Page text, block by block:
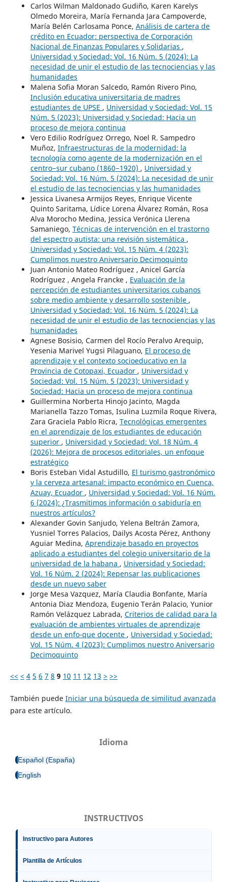
Carlos Wilman Maldonado Gudiño, Karen Karelys
Olmedo Moreira, María Fernanda Jara Campoverde,
María Belén Carlosama Ponce, Análisis de cartera de
crédito en Ecuador: perspectiva de Corporación
Nacional de Finanzas Populares y Solidarias ,
Universidad y Sociedad: Vol. 16 Núm. 5 (2024): La
necesidad de unir el estudio de las tecnociencias y las
humanidades
Malena Sofia Moran Salcedo, Ramón Rivero Pino,
Inclusión educativa universitaria de madres
estudiantes de UPSE , Universidad y Sociedad: Vol. 15
Núm. 5 (2023): Universidad y Sociedad: Hacia un
proceso de mejora continua
Vero Edilio Rodríguez Orrego, Noel R. Sampedro
Muñoz, Infraestructuras de la modernidad: la
tecnología como agente de la modernización en el
centro−sur cubano (1860−1920) , Universidad y
Sociedad: Vol. 16 Núm. 5 (2024): La necesidad de unir
el estudio de las tecnociencias y las humanidades
Jessica Livanesa Armijos Reyes, Enrique Vicente
Quinto Saritama, Lídice Lorena Álvarez Román, Rosa
Alva Morocho Medina, Jessica Verónica Llerena
Samaniego, Técnicas de intervención en el trastorno
del espectro autista: una revisión sistemática ,
Universidad y Sociedad: Vol. 15 Núm. 4 (2023):
Cumplimos nuestro Aniversario Decimoquinto
Juan Antonio Mateo Rodríguez , Anicel García
Rodríguez , Angela Francke , Evaluación de la
percepción de estudiantes universitarios cubanos
sobre medio ambiente y desarrollo sostenible ,
Universidad y Sociedad: Vol. 16 Núm. 5 (2024): La
necesidad de unir el estudio de las tecnociencias y las
humanidades
Agnese Bosisio, Carmen del Rocío Peralvo Arequip,
Yesenia Marivel Yugsi Pilaguano, El proceso de
aprendizaje y el contexto socioeducativo en la
Provincia de Cotopaxi, Ecuador , Universidad y
Sociedad: Vol. 15 Núm. 5 (2023): Universidad y
Sociedad: Hacia un proceso de mejora continua
Guillermina Norberta Hinojo Jacinto, Magda
Marianella Tazzo Tomas, Isulina Luzmila Roque Rivera,
Zara Graciela Pablo Ricra, Tecnológicas emergentes
en el aprendizaje de los estudiantes de educación
superior , Universidad y Sociedad: Vol. 18 Núm. 4
(2026): Mejora de procesos editoriales, un enfoque
estratégico
Boris Esteban Vidal Astudillo, El turismo gastronómico
y la cerveza artesanal: impacto económico en Cuenca,
Azuay, Ecuador , Universidad y Sociedad: Vol. 16 Núm.
6 (2024): ¿Trasmitimos información o sabiduría en
nuestros artículos?
Alexander Govin Sanjudo, Yelena Beltrán Zamora,
Yusniel Torres Palacios, Dailys Acosta Pérez, Anthony
Aguiar Medina, Aprendizaje basado en proyectos
aplicado a estudiantes del colegio universitario de la
universidad de la habana , Universidad y Sociedad:
Vol. 16 Núm. 2 (2024): Repensar las publicaciones
desde un nuevo saber
Jorge Mesa Vazquez, María Claudia Bonfante, María
Antonia Diaz Mendoza, Eugenio Terán Palacio, Yunior
Ramón Velázquez Labrada, Criterios de calidad para la
evaluación de ambientes virtuales de aprendizaje
desde un enfo-que docente , Universidad y Sociedad:
Vol. 15 Núm. 4 (2023): Cumplimos nuestro Aniversario
Decimoquinto
<< < 4 5 6 7 8 9 10 11 12 13 > >>
También puede Iniciar una búsqueda de similitud avanzada
para este artículo.
Idioma
Español (España)
English
INSTRUCTIVOS
Instructivo para Autores
Plantilla de Artículos